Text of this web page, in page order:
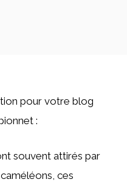
pour votre blog
:
souvent attirés par
ces